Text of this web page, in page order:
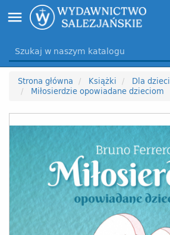
navigation
menu
Strona główna Książki
Dla dzieci
Miłosierdzie opowiadane dzieciom